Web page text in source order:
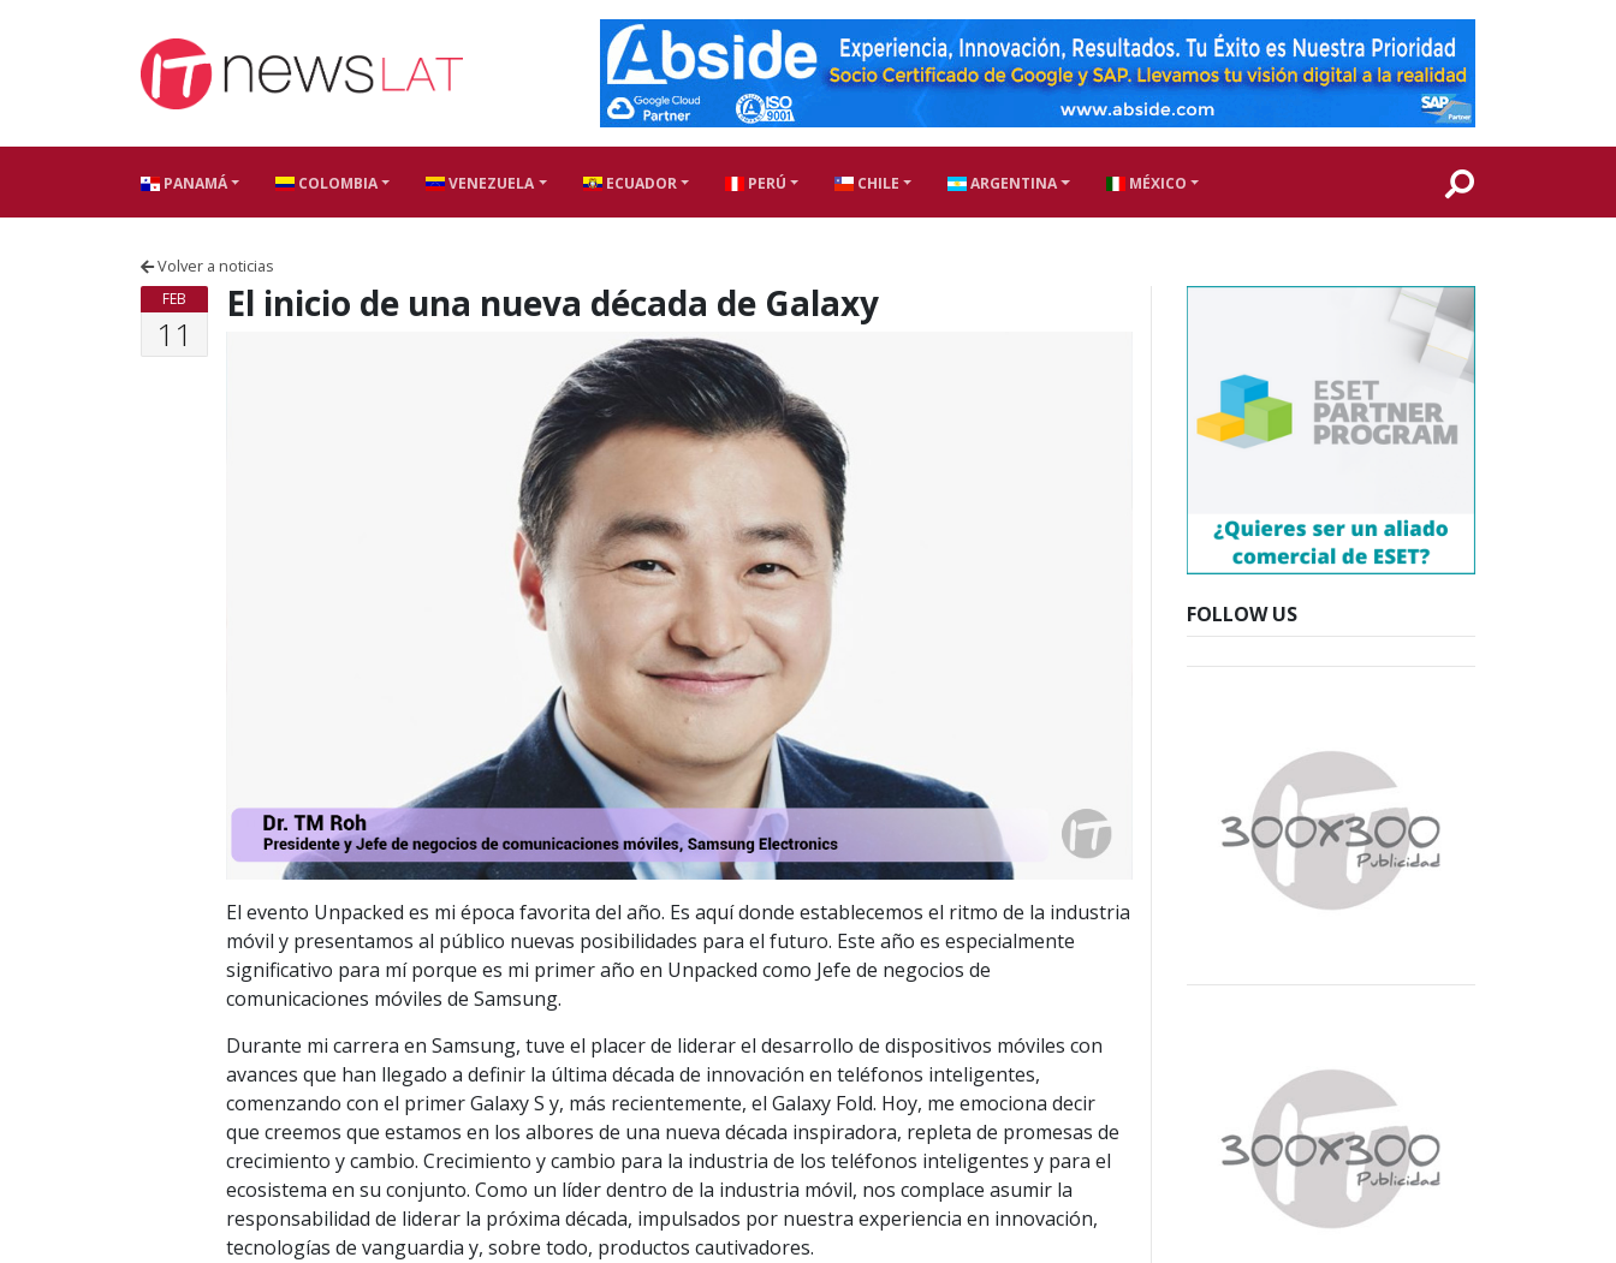
PANAMÁ COLOMBIA VENEZUELA ECUADOR PERÚ CHILE ARGENTINA MÉXICO
Volver a noticias
FEB
11
El inicio de una nueva década de Galaxy
El evento Unpacked es mi época favorita del año. Es aquí donde establecemos el ritmo de la industria
móvil y presentamos al público nuevas posibilidades para el futuro. Este año es especialmente
significativo para mí porque es mi primer año en Unpacked como Jefe de negocios de
comunicaciones móviles de Samsung.
Durante mi carrera en Samsung, tuve el placer de liderar el desarrollo de dispositivos móviles con
avances que han llegado a definir la última década de innovación en teléfonos inteligentes,
comenzando con el primer Galaxy S y, más recientemente, el Galaxy Fold. Hoy, me emociona decir
que creemos que estamos en los albores de una nueva década inspiradora, repleta de promesas de
crecimiento y cambio. Crecimiento y cambio para la industria de los teléfonos inteligentes y para el
ecosistema en su conjunto. Como un líder dentro de la industria móvil, nos complace asumir la
responsabilidad de liderar la próxima década, impulsados por nuestra experiencia en innovación,
tecnologías de vanguardia y, sobre todo, productos cautivadores.
FOLLOW US